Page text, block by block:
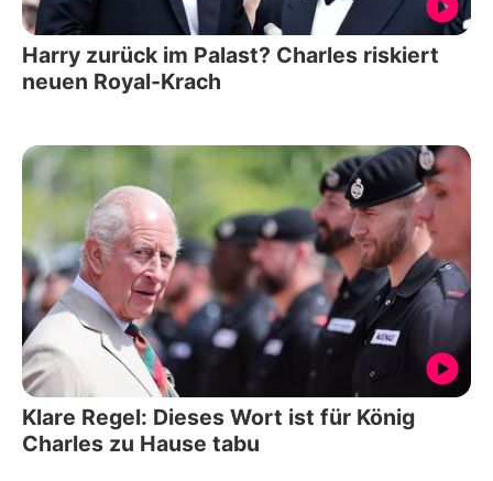
Harry zurück im Palast? Charles riskiert
neuen Royal-Krach
Klare Regel: Dieses Wort ist für König
Charles zu Hause tabu